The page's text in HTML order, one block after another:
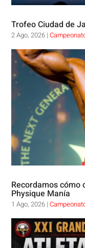
Trofeo Ciudad de
2 Ago, 2026 |
Recordamos cómo
Physique Manía
1 Ago, 2026 |